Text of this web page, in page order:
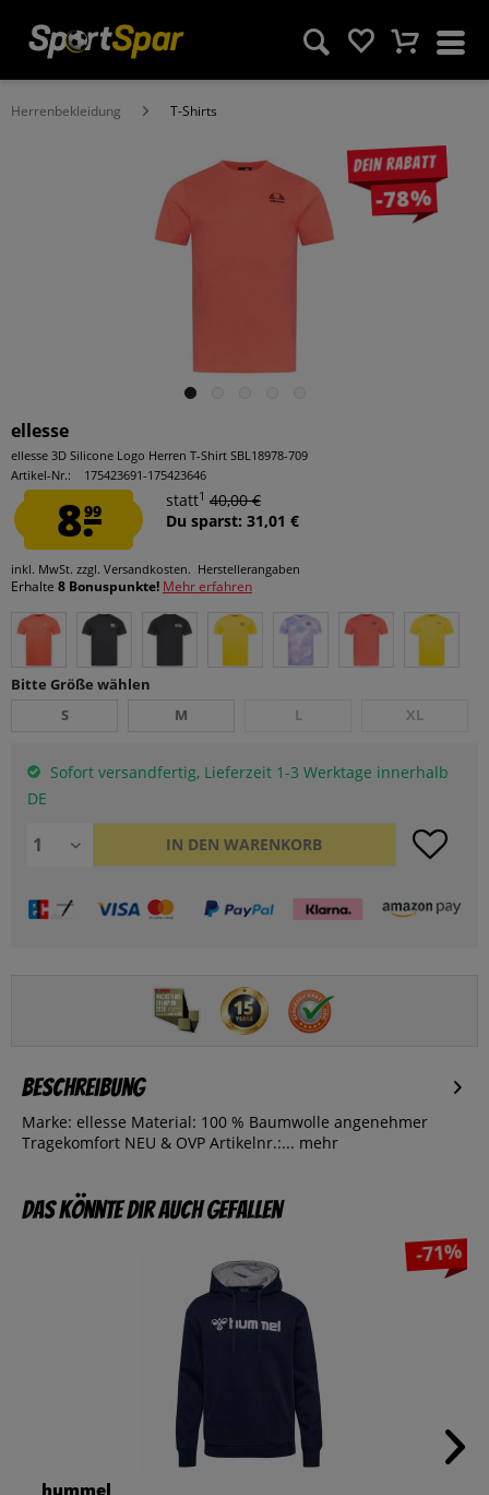
Herrenbekleidung T-Shirts
Dein Rabatt
-78%
ellesse
ellesse 3D Silicone Logo Herren T-Shirt SBL18978-709
Artikel-Nr.:
175423691-175423646
8.99
statt1 40,00 €
Du sparst: 31,01 €
inkl. MwSt. zzgl. Versandkosten. Herstellerangaben
Erhalte 8 Bonuspunkte! Mehr erfahren
Bitte Größe wählen
S
M L XL
Sofort versandfertig, Lieferzeit 1-3 Werktage innerhalb
DE
IN DEN WARENKORB
Beschreibung
Marke: ellesse Material: 100 % Baumwolle angenehmer
Tragekomfort NEU & OVP Artikelnr.:... mehr
Das könnte dir auch gefallen
-71%
hummel